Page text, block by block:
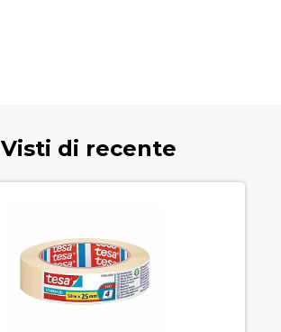
Visti di recente